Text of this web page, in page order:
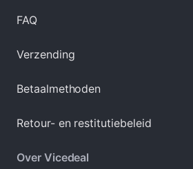
FAQ
Verzending
Betaalmethoden
Retour- en restitutiebeleid
Over Vicedeal